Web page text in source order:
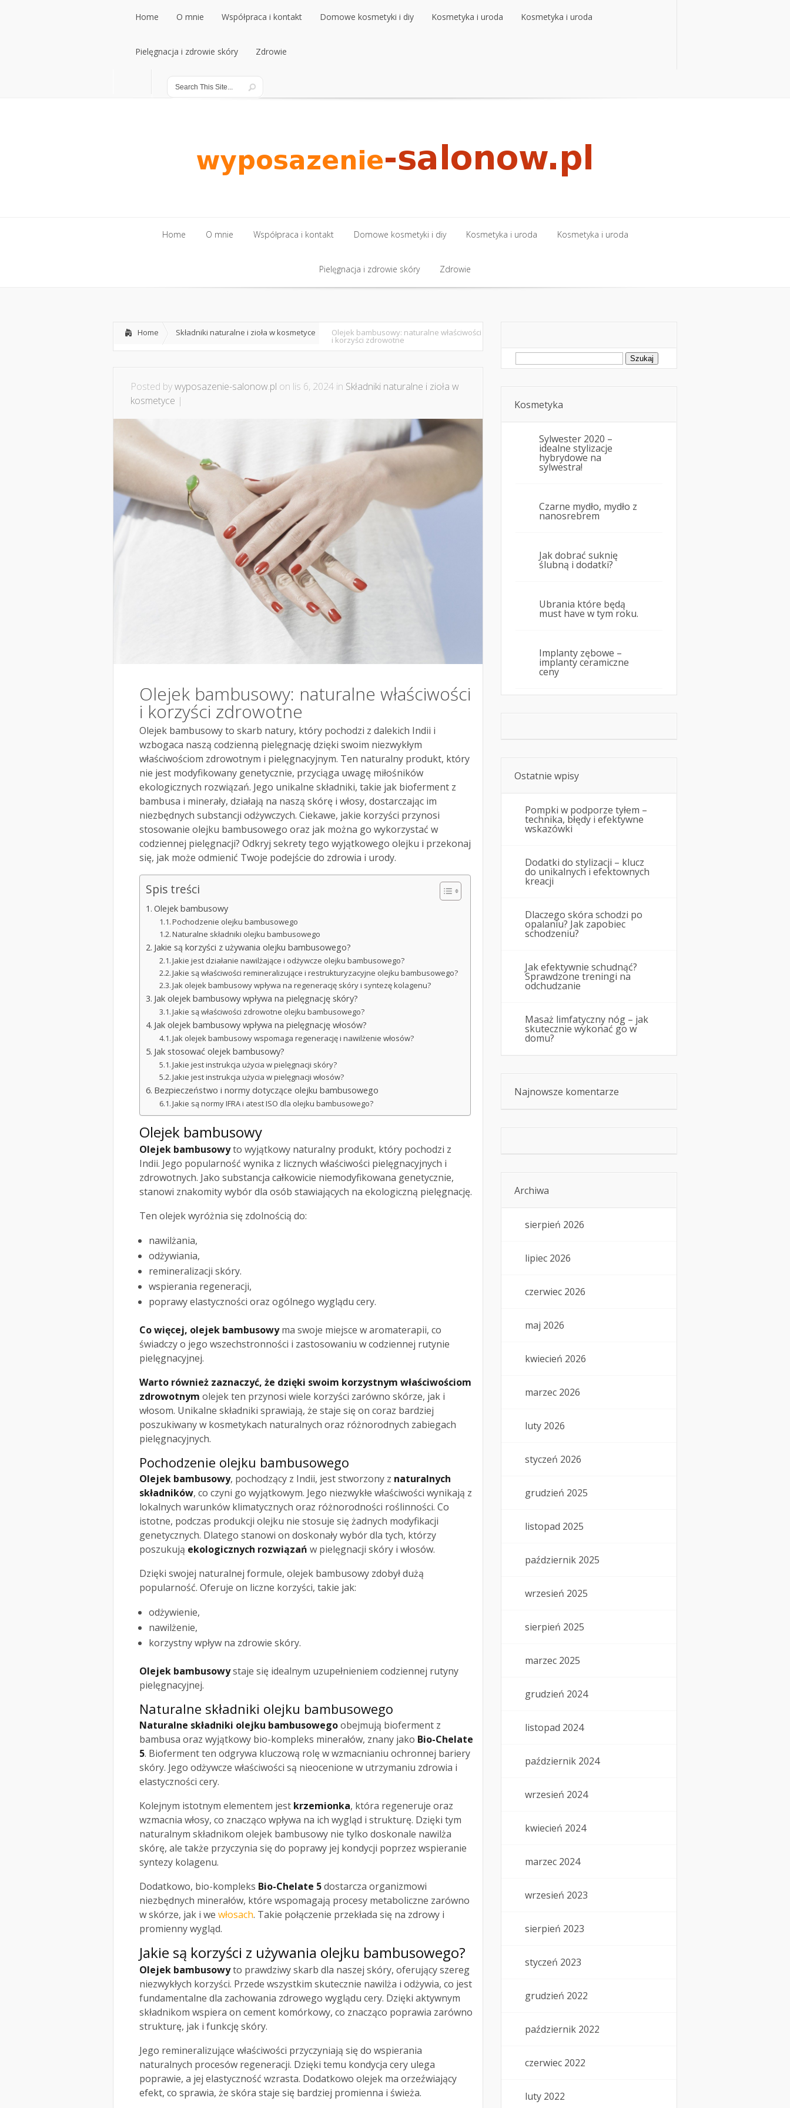
Home
Home
O mnie
O mnie
Współpraca i kontakt
Współpraca i kontakt
Domowe kosmetyki i diy Kosmetyka i uroda Kosmetyka i uroda
Pielęgnacja i zdrowie skóry
Pielęgnacja i zdrowie skóry
Zdrowie
Home O mnie Współpraca i kontakt
Współpraca i kontakt
Domowe kosmetyki i diy
Domowe kosmetyki i diy
Kosmetyka i uroda
Kosmetyka i uroda
Kosmetyka i uroda
Pielęgnacja i zdrowie skóry Zdrowie
Home Składniki naturalne i zioła w kosmetyce Olejek bambusowy: naturalne właściwości
i korzyści zdrowotne
Posted bywyposazenie-salonow.pl on lis 6, 2024 in Składniki naturalne i zioła w
kosmetyce |
Olejek bambusowy: naturalne właściwości
i korzyści zdrowotne
Olejek bambusowy to skarb natury, który pochodzi z dalekich Indii i
wzbogaca naszą codzienną pielęgnację dzięki swoim niezwykłym
właściwościom zdrowotnym i pielęgnacyjnym. Ten naturalny produkt, który
nie jest modyfikowany genetycznie, przyciąga uwagę miłośników
ekologicznych rozwiązań. Jego unikalne składniki, takie jak bioferment z
bambusa i minerały, działają na naszą skórę i włosy, dostarczając im
niezbędnych substancji odżywczych. Ciekawe, jakie korzyści przynosi
stosowanie olejku bambusowego oraz jak można go wykorzystać w
codziennej pielęgnacji? Odkryj sekrety tego wyjątkowego olejku i przekonaj
się, jak może odmienić Twoje podejście do zdrowia i urody.
Spis treści
Olejek bambusowy
Pochodzenie olejku bambusowego
Naturalne składniki olejku bambusowego
Jakie są korzyści z używania olejku bambusowego?
Jakie jest działanie nawilżające i odżywcze olejku bambusowego?
Jakie są właściwości remineralizujące i restrukturyzacyjne olejku bambusowego?
Jak olejek bambusowy wpływa na regenerację skóry i syntezę kolagenu?
Jak olejek bambusowy wpływa na pielęgnację skóry?
Jakie są właściwości zdrowotne olejku bambusowego?
Jak olejek bambusowy wpływa na pielęgnację włosów?
Jak olejek bambusowy wspomaga regenerację i nawilżenie włosów?
Jak stosować olejek bambusowy?
Jakie jest instrukcja użycia w pielęgnacji skóry?
Jakie jest instrukcja użycia w pielęgnacji włosów?
Bezpieczeństwo i normy dotyczące olejku bambusowego
Jakie są normy IFRA i atest ISO dla olejku bambusowego?
Olejek bambusowy
Olejek bambusowyto wyjątkowy naturalny produkt, który pochodzi z
Indii. Jego popularność wynika z licznych właściwości pielęgnacyjnych i
zdrowotnych. Jako substancja całkowicie niemodyfikowana genetycznie,
stanowi znakomity wybór dla osób stawiających na ekologiczną pielęgnację.
Ten olejek wyróżnia się zdolnością do:
nawilżania,
odżywiania,
remineralizacji skóry.
wspierania regeneracji,
poprawy elastyczności oraz ogólnego wyglądu cery.
Co więcej, olejek bambusowyma swoje miejsce w aromaterapii, co
świadczy o jego wszechstronności i zastosowaniu w codziennej rutynie
pielęgnacyjnej.
Warto również zaznaczyć, że dzięki swoim korzystnym właściwościom
zdrowotnym olejek ten przynosi wiele korzyści zarówno skórze, jak i
włosom. Unikalne składniki sprawiają, że staje się on coraz bardziej
poszukiwany w kosmetykach naturalnych oraz różnorodnych zabiegach
pielęgnacyjnych.
Pochodzenie olejku bambusowego
Olejek bambusowy, pochodzący z Indii, jest stworzony z naturalnych
składników, co czyni go wyjątkowym. Jego niezwykłe właściwości wynikają z
lokalnych warunków klimatycznych oraz różnorodności roślinności. Co
istotne, podczas produkcji olejku nie stosuje się żadnych modyfikacji
genetycznych. Dlatego stanowi on doskonały wybór dla tych, którzy
poszukują ekologicznych rozwiązań w pielęgnacji skóry i włosów.
Dzięki swojej naturalnej formule, olejek bambusowy zdobył dużą
popularność. Oferuje on liczne korzyści, takie jak:
odżywienie,
nawilżenie,
korzystny wpływ na zdrowie skóry.
Olejek bambusowystaje się idealnym uzupełnieniem codziennej rutyny
pielęgnacyjnej.
Naturalne składniki olejku bambusowego
Naturalne składniki olejku bambusowegoobejmują bioferment z
bambusa oraz wyjątkowy bio-kompleks minerałów, znany jako Bio-Chelate
5. Bioferment ten odgrywa kluczową rolę w wzmacnianiu ochronnej bariery
skóry. Jego odżywcze właściwości są nieocenione w utrzymaniu zdrowia i
elastyczności cery.
Kolejnym istotnym elementem jest krzemionka, która regeneruje oraz
wzmacnia włosy, co znacząco wpływa na ich wygląd i strukturę. Dzięki tym
naturalnym składnikom olejek bambusowy nie tylko doskonale nawilża
skórę, ale także przyczynia się do poprawy jej kondycji poprzez wspieranie
syntezy kolagenu.
Dodatkowo, bio-kompleks Bio-Chelate 5dostarcza organizmowi
niezbędnych minerałów, które wspomagają procesy metaboliczne zarówno
w skórze, jak i we włosach. Takie połączenie przekłada się na zdrowy i
promienny wygląd.
Jakie są korzyści z używania olejku bambusowego?
Olejek bambusowyto prawdziwy skarb dla naszej skóry, oferujący szereg
niezwykłych korzyści. Przede wszystkim skutecznie nawilża i odżywia, co jest
fundamentalne dla zachowania zdrowego wyglądu cery. Dzięki aktywnym
składnikom wspiera on cement komórkowy, co znacząco poprawia zarówno
strukturę, jak i funkcję skóry.
Jego remineralizujące właściwości przyczyniają się do wspierania
naturalnych procesów regeneracji. Dzięki temu kondycja cery ulega
poprawie, a jej elastyczność wzrasta. Dodatkowo olejek ma orzeźwiający
efekt, co sprawia, że skóra staje się bardziej promienna i świeża.
Szukaj:
Kosmetyka
Sylwester 2020 –
idealne stylizacje
hybrydowe na
sylwestra!
Czarne mydło, mydło z
nanosrebrem
Jak dobrać suknię
ślubną i dodatki?
Ubrania które będą
must have w tym roku.
Implanty zębowe –
implanty ceramiczne
ceny
Ostatnie wpisy
Pompki w podporze tyłem –
technika, błędy i efektywne
wskazówki
Dodatki do stylizacji – klucz
do unikalnych i efektownych
kreacji
Dlaczego skóra schodzi po
opalaniu? Jak zapobiec
schodzeniu?
Jak efektywnie schudnąć?
Sprawdzone treningi na
odchudzanie
Masaż limfatyczny nóg – jak
skutecznie wykonać go w
domu?
Najnowsze komentarze
Archiwa
sierpień 2026
lipiec 2026
czerwiec 2026
maj 2026
kwiecień 2026
marzec 2026
luty 2026
styczeń 2026
grudzień 2025
listopad 2025
październik 2025
wrzesień 2025
sierpień 2025
marzec 2025
grudzień 2024
listopad 2024
październik 2024
wrzesień 2024
kwiecień 2024
marzec 2024
wrzesień 2023
sierpień 2023
styczeń 2023
grudzień 2022
październik 2022
czerwiec 2022
luty 2022